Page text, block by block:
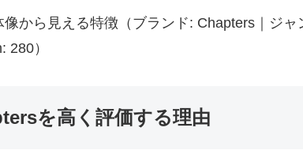
像から見える特徴（ブランド: Chapters｜ジ
280）
を高く評価する理由